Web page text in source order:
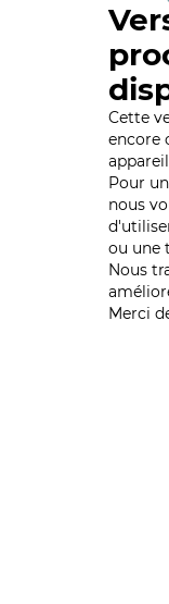
Cette
encore
Pour
nous
ou une
Nous
Merci